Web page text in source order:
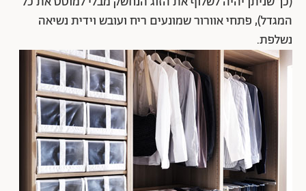
המגדל), פתחי אוורור שמונעים ריח ועובש וידית נשיאה
נשלפת.